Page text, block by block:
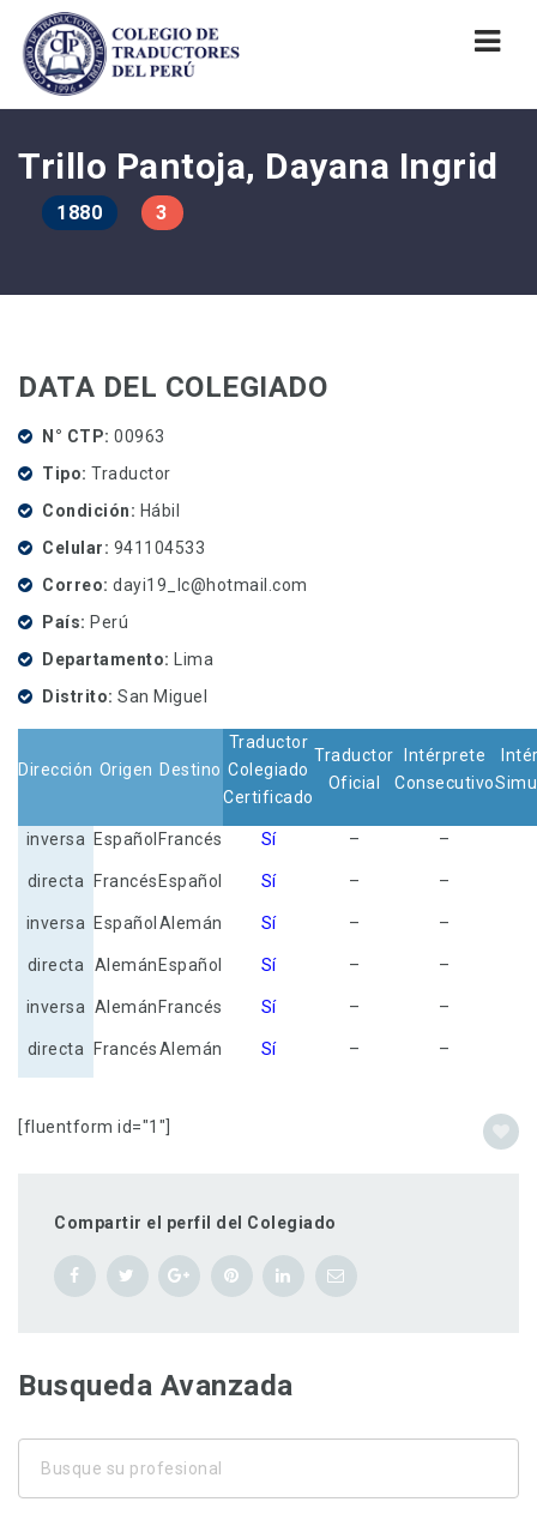
Trillo Pantoja, Dayana Ingrid
1880 3
DATA DEL COLEGIADO
N° CTP 00963
Tipo Traductor
Condición
Hábil
Celular
941104533
Correo dayi19_lc@hotmail.com
País Perú
Departamento Lima
Distrito San Miguel
Dirección Origen Destino
Traductor
Colegiado
Certificado
Traductor
Oficial
Intérprete
Consecutivo
inversa Español Francés Sí – –
directa Francés Español Sí – –
inversa Español Alemán Sí – –
directa Alemán Español Sí – –
inversa Alemán Francés Sí – –
directa FrancésAlemán Sí – –
[fluentform id="1"]
Compartir el perfil del Colegiado
Busqueda Avanzada